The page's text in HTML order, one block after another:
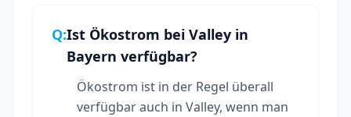
Q:Ist Ökostrom bei Valley in
Bayern verfügbar?
Ökostrom ist in der Regel überall
verfügbar auch in Valley, wenn man